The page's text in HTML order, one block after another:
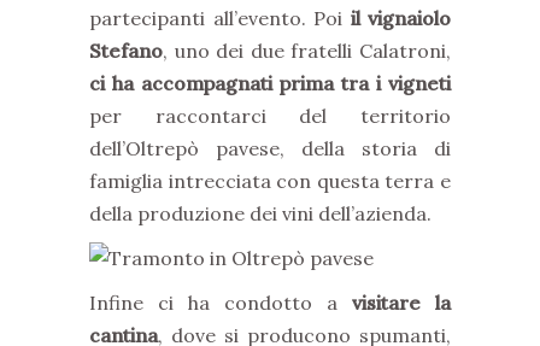
partecipanti all’evento. Poi il vignaiolo
Stefano, uno dei due fratelli Calatroni,
ci ha accompagnati prima tra i vigneti
per raccontarci del territorio
dell’Oltrepò pavese, della storia di
famiglia intrecciata con questa terra e
della produzione dei vini dell’azienda.
Infine ci ha condotto a visitare la
cantina, dove si producono spumanti,